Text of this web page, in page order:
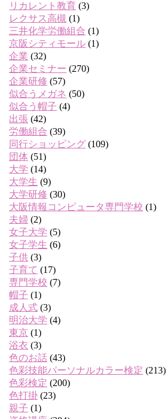
リカレント教育 (3)
レクサス高槻 (1)
三井化学労働組合 (1)
京阪シティモール (1)
企業 (32)
企業セミナー (270)
企業研修 (57)
似合うメガネ (50)
似合う帽子 (4)
出張 (42)
労働組合 (39)
同行ショッピング (109)
団体 (51)
大学 (14)
大学生 (9)
大学研修 (30)
大阪情報コンピュータ専門学校 (1)
夫婦 (2)
女子大学 (5)
女子学生 (6)
子供 (3)
子育て (17)
専門学校 (7)
帽子 (1)
成人式 (3)
明治大学 (4)
東京 (1)
浴衣 (3)
色のお話 (43)
色彩技能パーソナルカラー検定 (213)
色彩検定 (200)
色打掛 (23)
親子 (1)